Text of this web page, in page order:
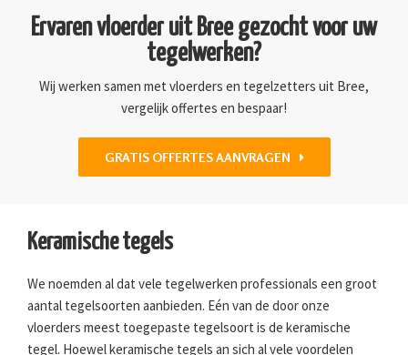
Ervaren vloerder uit Bree gezocht voor uw
tegelwerken?
Wij werken samen met vloerders en tegelzetters uit Bree,
vergelijk offertes en bespaar!
GRATIS OFFERTES AANVRAGEN
Keramische tegels
We noemden al dat vele tegelwerken professionals een groot
aantal tegelsoorten aanbieden. Eén van de door onze
vloerders meest toegepaste tegelsoort is de keramische
tegel. Hoewel keramische tegels an sich al vele voordelen